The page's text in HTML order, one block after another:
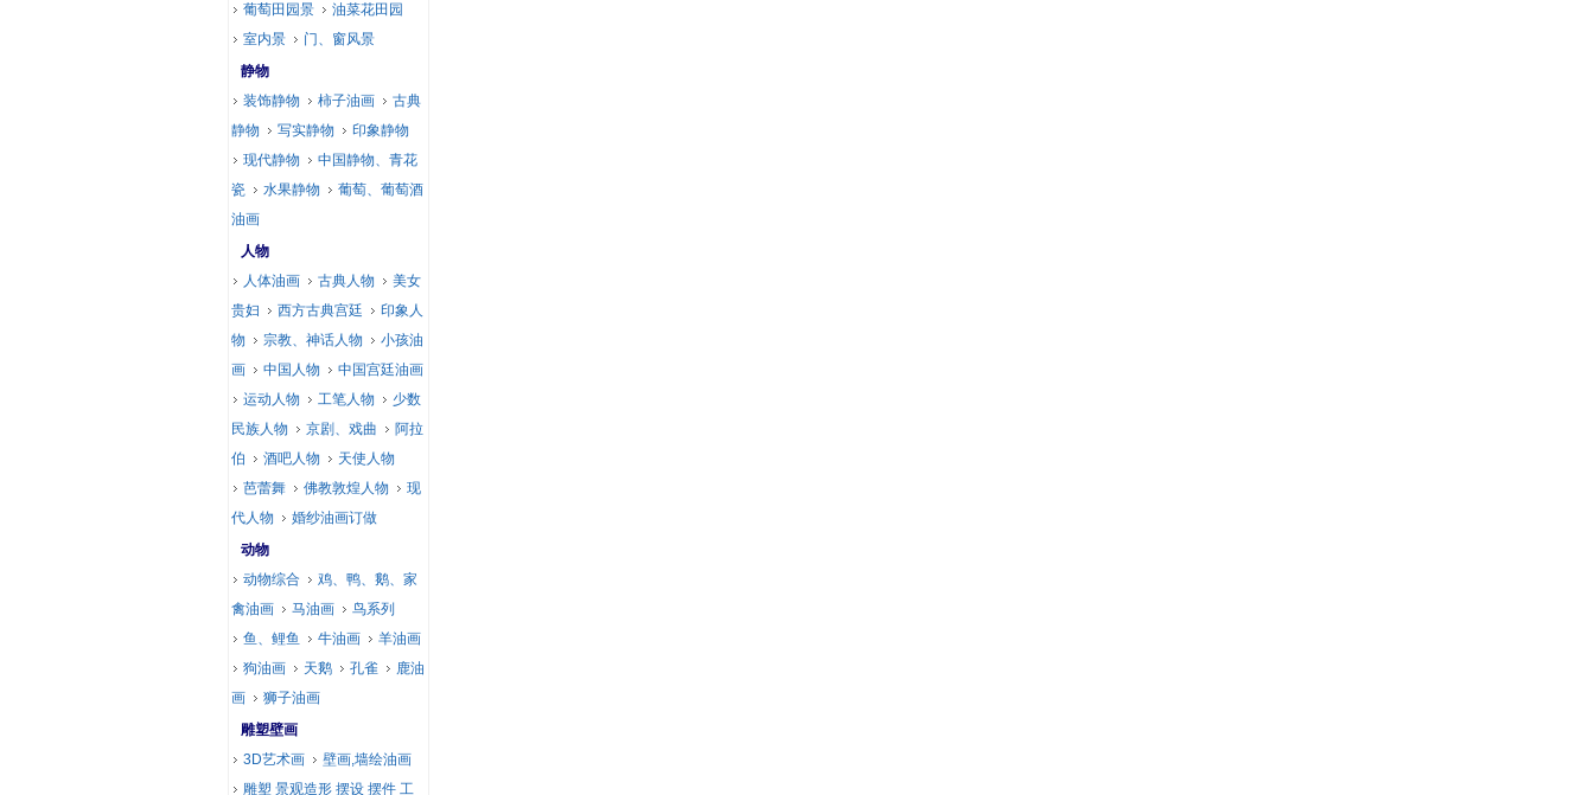
葡萄田园景
油菜花田园
室内景
门、窗风景
静物
装饰静物
柿子油画
古典
静物
写实静物
印象静物
现代静物
中国静物、青花
瓷
水果静物
葡萄、葡萄酒
油画
人物
人体油画
古典人物
美女
贵妇
西方古典宫廷
印象人
物
宗教、神话人物
小孩油
画
中国人物
中国宫廷油画
运动人物
工笔人物
少数
民族人物
京剧、戏曲
阿拉
伯
酒吧人物
天使人物
芭蕾舞
佛教敦煌人物
现
代人物
婚纱油画订做
动物
动物综合
鸡、鸭、鹅、家
禽油画
马油画
鸟系列
鱼、鲤鱼
牛油画
羊油画
狗油画
天鹅 孔雀
鹿油
画
狮子油画
雕塑壁画
3D艺术画
壁画,墙绘油画
雕塑 景观造形 摆设 摆件 工